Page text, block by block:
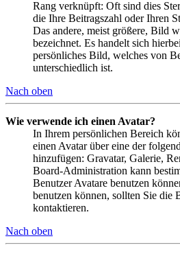
Rang verknüpft: Oft sind dies
die Ihre Beitragszahl oder Ihren
Das andere, meist größere, Bild
bezeichnet. Es handelt sich
persönliches Bild, welches von
unterschiedlich ist.
Nach oben
Wie verwende ich einen Avatar?
In Ihrem persönlichen Bereich
einen Avatar über eine der
hinzufügen: Gravatar, Galerie,
Board-Administration kann
Benutzer Avatare benutzen
benutzen können, sollten Sie die
kontaktieren.
Nach oben